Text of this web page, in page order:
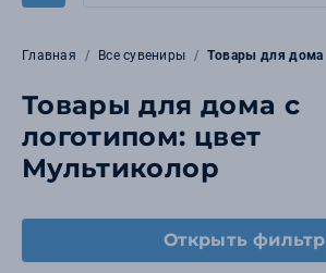
Главная Все сувениры Товары для дома
Товары для дома с
логотипом: цвет
Мультиколор
Открыть фильтр